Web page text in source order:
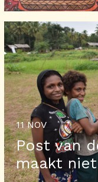
11 NOV
Post van
maakt